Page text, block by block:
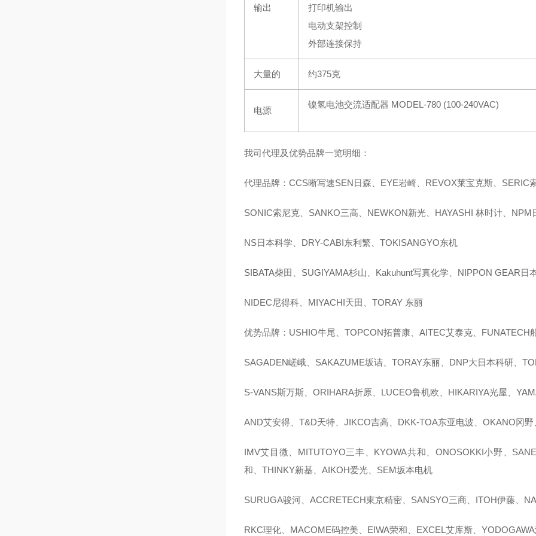
输出
打印机输出
电动支架控制
外部连接保持
大量的 约375克
电源
镍氢电池交流适配器 MODEL-780 (100-240VAC)
我司代理及优势品牌一览明细：
代理品牌：CCS晰写速SEN日森、EYE岩崎、REVOX莱宝克斯、SERIC
SONIC索尼克、SANKO三高、NEWKON新光、HAYASHI 林时计、NPM
NS日本科学、DRY-CABI东利繁、TOKISANGYO东机
SIBATA柴田、SUGIYAMA杉山、Kakuhunt写真化学、NIPPON GEAR日
NIDEC尼得科、MIYACHI天田、TORAY 东丽
优势品牌：USHIO牛尾、TOPCON拓普康、AITEC艾泰克、FUNATECH
SAGADEN嵯峨、SAKAZUME坂诘、TORAY东丽、DNP大日本科研、
S-VANS斯万斯、ORIHARA折原、LUCEO鲁机欧、HIKARIYA光屋、
AND艾安得、T&D天特、JIKCO吉高、DKK-TOA东亚电波、OKANO冈
IMV艾目微、MITUTOYO三丰、KYOWA共和、ONOSOKKI小野、
和、THINKY新基、AIKOH爱光、SEM坂本电机
SURUGA骏河、ACCRETECH東京精密、SANSYO三商、ITOH伊藤、
RKC理化、MACOME码控美、EIWA荣和、EXCEL艾库斯、